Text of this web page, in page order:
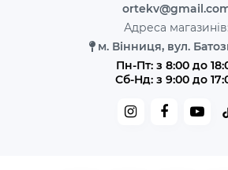
Адреса магазинів:
м. Вінниця, вул.
Пн-Пт: з 8:00 до
Сб-Нд: з 9:00 до